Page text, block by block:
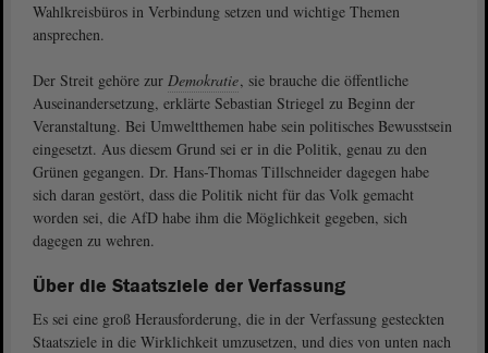
Wahlkreisbüros in Verbindung setzen und wichtige Themen
ansprechen.
Der Streit gehöre zur Demokratie, sie brauche die öffentliche
Auseinandersetzung, erklärte Sebastian Striegel zu Beginn der
Veranstaltung. Bei Umweltthemen habe sein politisches Bewusstsein
eingesetzt. Aus diesem Grund sei er in die Politik, genau zu den
Grünen gegangen. Dr. Hans-Thomas Tillschneider dagegen habe
sich daran gestört, dass die Politik nicht für das Volk gemacht
worden sei, die AfD habe ihm die Möglichkeit gegeben, sich
dagegen zu wehren.
Über die Staatsziele der Verfassung
Es sei eine groß Herausforderung, die in der Verfassung gesteckten
Staatsziele in die Wirklichkeit umzusetzen, und dies von unten nach